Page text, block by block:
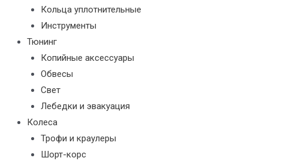
Кольца уплотнительные
Инструменты
Тюнинг
Копийные аксессуары
Обвесы
Свет
Лебедки и эвакуация
Колеса
Трофи и краулеры
Шорт-корс